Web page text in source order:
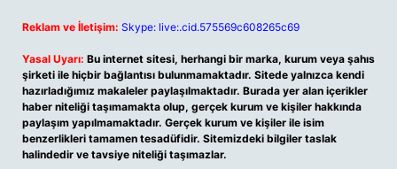
Reklam ve İletişim: Skype: live:.cid.575569c608265c69
Yasal Uyarı: Bu internet sitesi, herhangi bir marka, kurum veya şahıs
şirketi ile hiçbir bağlantısı bulunmamaktadır. Sitede yalnızca kendi
hazırladığımız makaleler paylaşılmaktadır. Burada yer alan içerikler
haber niteliği taşımamakta olup, gerçek kurum ve kişiler hakkında
paylaşım yapılmamaktadır. Gerçek kurum ve kişiler ile isim
benzerlikleri tamamen tesadüfidir. Sitemizdeki bilgiler taslak
halindedir ve tavsiye niteliği taşımazlar.